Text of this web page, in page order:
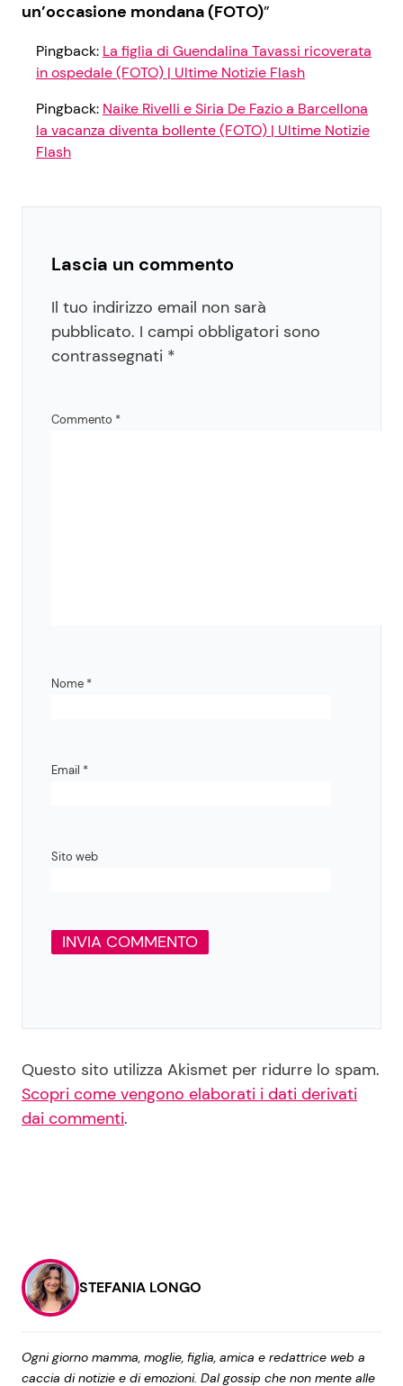
un’occasione mondana (FOTO)”
Pingback: La figlia di Guendalina Tavassi ricoverata
in ospedale (FOTO) | Ultime Notizie Flash
Pingback: Naike Rivelli e Siria De Fazio a Barcellona
la vacanza diventa bollente (FOTO) | Ultime Notizie
Flash
Lascia un commento
Il tuo indirizzo email non sarà
pubblicato. I campi obbligatori sono
contrassegnati *
Commento *
Nome *
Email *
Sito web
Questo sito utilizza Akismet per ridurre lo spam.
Scopri come vengono elaborati i dati derivati
dai commenti.
STEFANIA LONGO
Ogni giorno mamma, moglie, figlia, amica e redattrice web a
caccia di notizie e di emozioni. Dal gossip che non mente alle